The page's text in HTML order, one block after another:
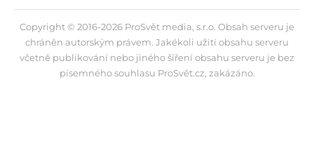
Copyright © 2016-2026 ProSvět media, s.r.o. Obsah serveru je
chráněn autorským právem. Jakékoli užití obsahu serveru
včetně publikování nebo jiného šíření obsahu serveru je bez
písemného souhlasu ProSvět.cz, zakázáno.